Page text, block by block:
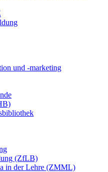
und -marketing
(ZfLB)
in der Lehre (ZMML)